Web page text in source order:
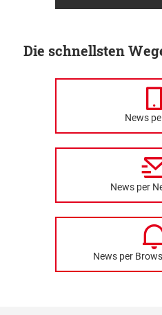
Die schnellsten
News
News per
News per